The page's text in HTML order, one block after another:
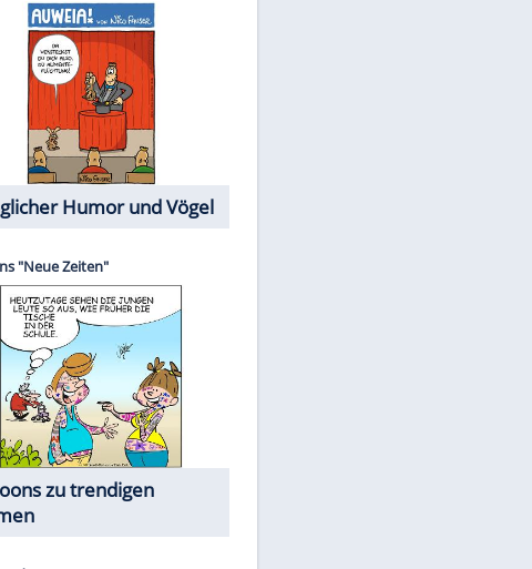
Cartoons mit wahren
Lebensgeschichten
Memo-Spiel